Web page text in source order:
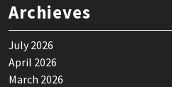
Archieves
July 2026
April 2026
March 2026